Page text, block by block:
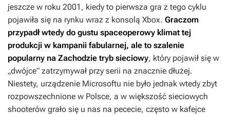
jeszcze w roku 2001, kiedy to pierwsza gra z tego cyklu
pojawiła się na rynku wraz z konsolą Xbox. Graczom
przypadł wtedy do gustu spaceoperowy klimat tej
produkcji w kampanii fabularnej, ale to szalenie
popularny na Zachodzie tryb sieciowy, który pojawił się w
„dwójce” zatrzymywał przy serii na znacznie dłużej.
Niestety, urządzenie Microsoftu nie było jednak wtedy zbyt
rozpowszechnione w Polsce, a w większość sieciowych
shooterów grało się u nas na pececie, często w kafejce